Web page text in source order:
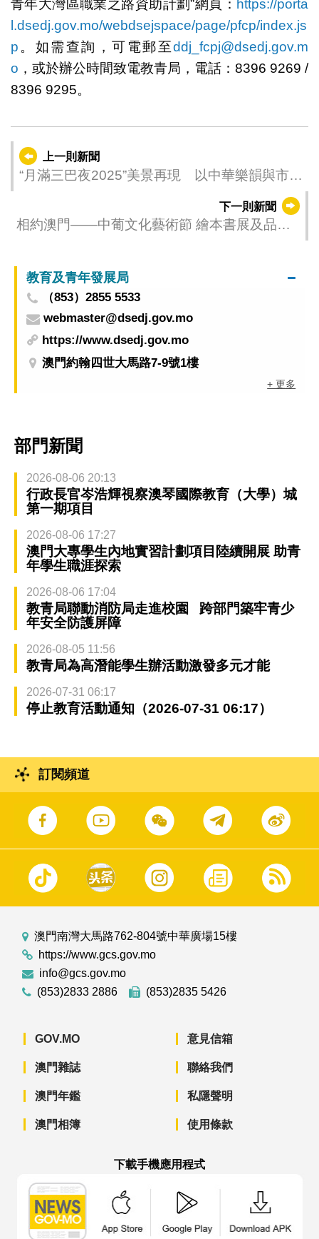
青年大灣區職業之路資助計劃”網頁： https://porta
l.dsedj.gov.mo/webdsejspace/page/pfcp/index.js
p 。如需查詢，可電郵至ddj_fcpj@dsedj.gov.m
o ，或於辦公時間致電教青局，電話：8396 9269 /
8396 9295。
上一則新聞
“月滿三巴夜2025”美景再現 以中華樂韻與市民
下一則新聞
相約澳門——中葡文化藝術節 繪本書展及品味
教育及青年發展局
（853）2855 5533
webmaster@dsedj.gov.mo
https://www.dsedj.gov.mo
澳門約翰四世大馬路7-9號1樓
+ 更多
部門新聞
2026-08-06 20:13
行政長官岑浩輝視察澳琴國際教育（大學）城
第一期項目
2026-08-06 17:27
澳門大專學生內地實習計劃項目陸續開展 助青
年學生職涯探索
2026-08-06 17:04
教青局聯動消防局走進校園 跨部門築牢青少
年安全防護屏障
2026-08-05 11:56
教青局為高潛能學生辦活動激發多元才能
2026-07-31 06:17
停止教育活動通知（2026-07-31 06:17）
訂閱頻道
澳門南灣大馬路762-804號中華廣場15樓
https://www.gcs.gov.mo
info@gcs.gov.mo
(853)2833 2886
(853)2835 5426
GOV.MO
澳門雜誌
澳門年鑑
澳門相簿
意見信箱
聯絡我們
私隱聲明
使用條款
下載手機應用程式